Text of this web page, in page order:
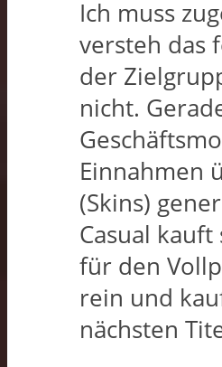
Ich muss
versteh das
der
nicht.
Einnahmen
(Skins)
Casual kauft
für den
rein und
nächsten